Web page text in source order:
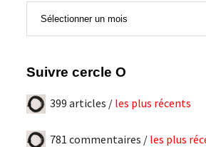
Suivre cercle O
399 articles / les plus récents
781 commentaires / les plus